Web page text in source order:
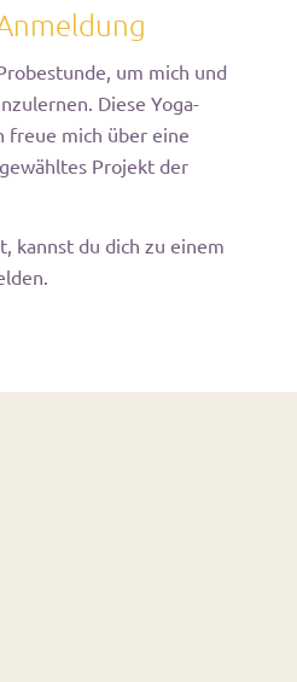
um mich und
Diese Yoga-
freue mich über eine
Projekt der
kannst du dich zu einem
Wünsche? Dann schreib